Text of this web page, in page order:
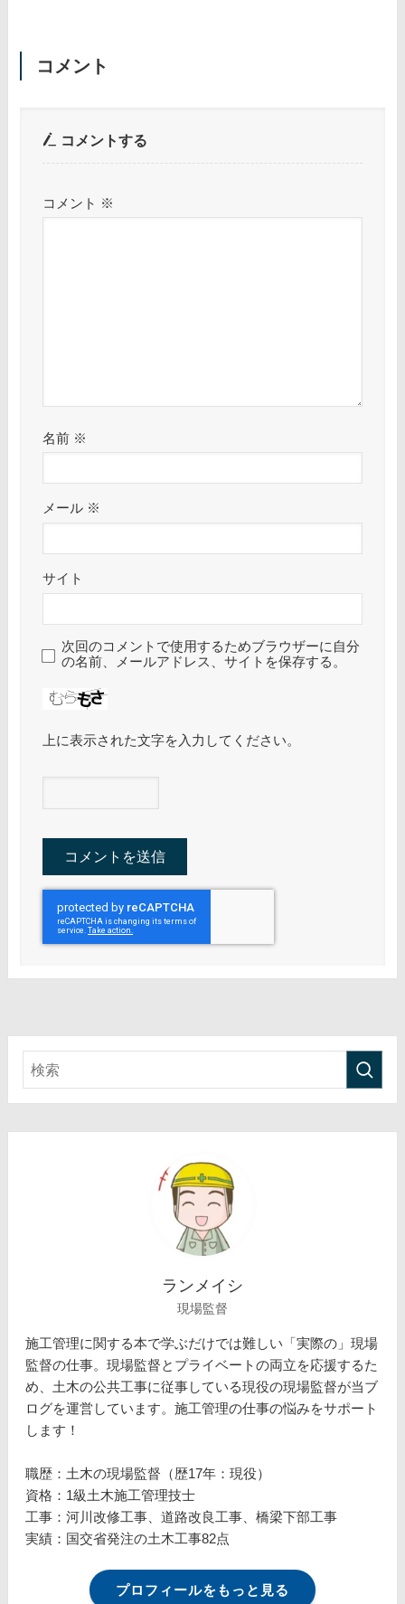
コメント
コメントする
コメント ※
名前 ※
メール ※
サイト
次回のコメントで使用するためブラウザーに自分
の名前、メールアドレス、サイトを保存する。
上に表示された文字を入力してください。
ランメイシ
現場監督
施工管理に関する本で学ぶだけでは難しい「実際の」現場
監督の仕事。現場監督とプライベートの両立を応援するた
め、土木の公共工事に従事している現役の現場監督が当ブ
ログを運営しています。施工管理の仕事の悩みをサポート
します！
職歴：土木の現場監督（歴17年：現役）
資格：1級土木施工管理技士
工事：河川改修工事、道路改良工事、橋梁下部工事
実績：国交省発注の土木工事82点
プロフィールをもっと見る